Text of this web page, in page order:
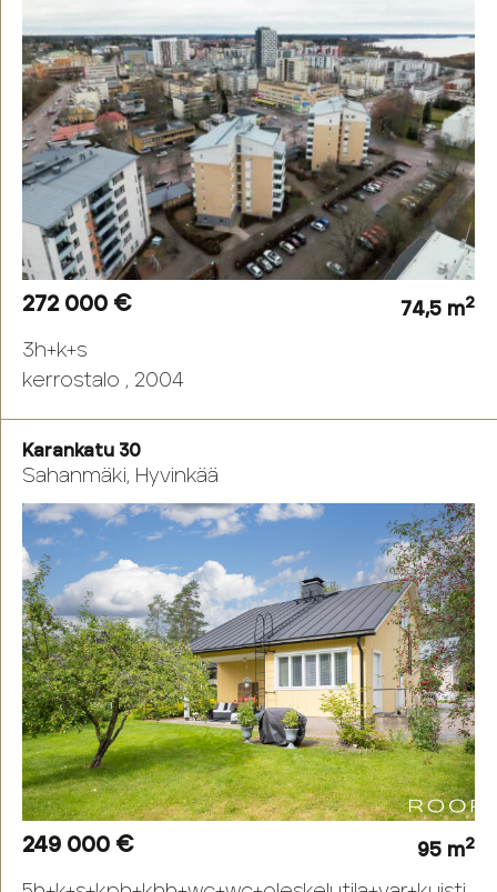
272 000 € 74,5 m2
3h+k+s
kerrostalo , 2004
Karankatu 30
Sahanmäki, Hyvinkää
249 000 € 95 m2